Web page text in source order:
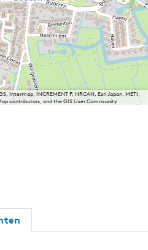
Intermap, INCREMENT P, NRCAN, Esri Japan, METI,
contributors, and the GIS User Community